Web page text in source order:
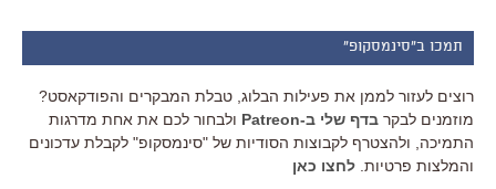
תמכו ב"סינמסקופ"
רוצים לעזור לממן את פעילות הבלוג, טבלת המבקרים והפודקאסט?
מוזמנים לבקר בדף שלי ב-Patreon
ולבחור לכם את אחת מדרגות
התמיכה, ולהצטרף לקבוצות הסודיות של "סינמסקופ" לקבלת עדכונים
והמלצות פרטיות. לחצו כאן